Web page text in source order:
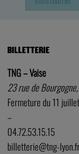
BILLETTERIE
TNG – Vaise
23 rue de
Fermeture du 11
–
04.72.53.15.15
billetterie@tng-